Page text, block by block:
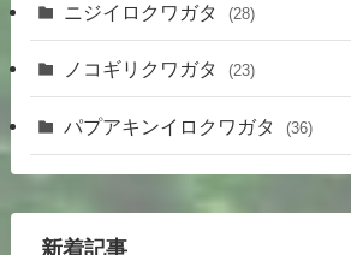
ニジイロクワガタ (28)
ノコギリクワガタ (23)
パプアキンイロクワガタ (36)
新着記事